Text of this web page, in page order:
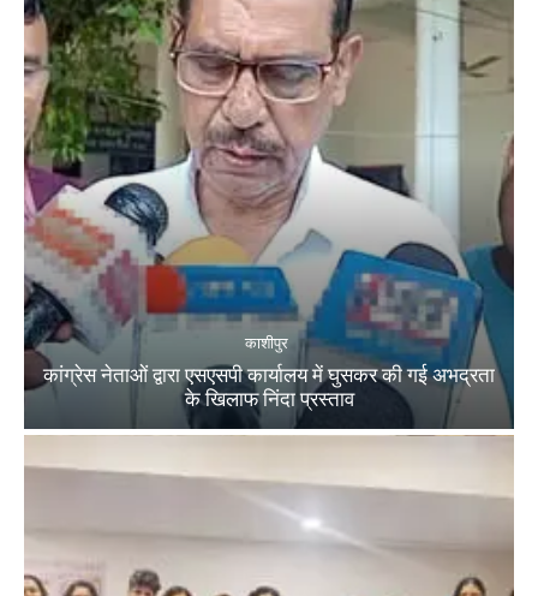
काशीपुर
कांग्रेस नेताओं द्वारा एसएसपी कार्यालय में घुसकर की गई अभद्रता
के खिलाफ निंदा प्रस्ताव